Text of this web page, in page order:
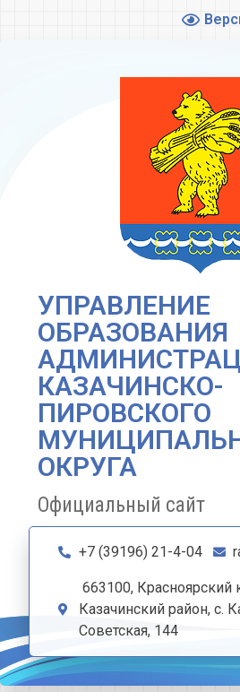
УПРАВЛЕНИЕ
ОБРАЗОВАНИЯ
КАЗАЧИНСКО-
ПИРОВСКОГО
ОКРУГА
Официальный сайт
+7 (39196) 21-4-04
663100, Красноярский
Казачинский район, с.
Советская, 144